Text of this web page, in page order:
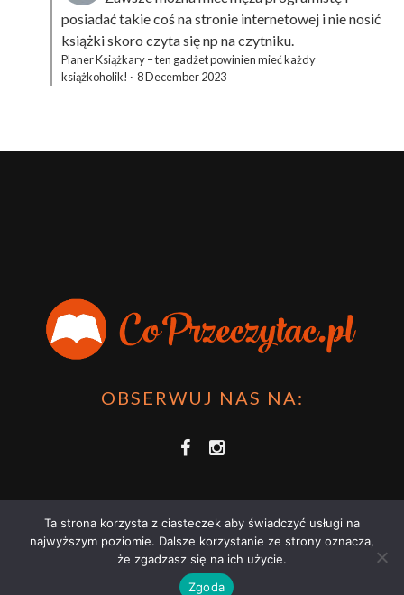
posiadać takie coś na stronie internetowej i nie nosić
książki skoro czyta się np na czytniku.
Planer Książkary – ten gadżet powinien mieć każdy
książkoholik! · 8 December 2023
OBSERWUJ NAS NA:
COPRZECZYTAĆ.PL 2021 | STRONA WYKORZYSTUJE PLIKI COOKIES |
POLITYKĄ PRYWATNOŚCI
Ta strona korzysta z ciasteczek aby świadczyć usługi na
najwyższym poziomie. Dalsze korzystanie ze strony oznacza,
że zgadzasz się na ich użycie.
Zgoda